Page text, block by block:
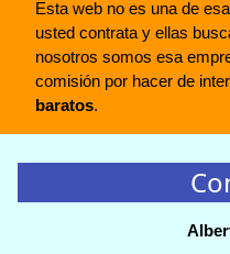
Esta web no es una de
usted contrata y ellas
nosotros somos esa
comisión por hacer de
baratos.